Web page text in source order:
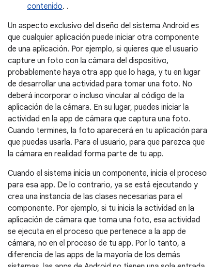
contenido. .
Un aspecto exclusivo del diseño del sistema Android es
que cualquier aplicación puede iniciar otra componente
de una aplicación. Por ejemplo, si quieres que el usuario
capture un foto con la cámara del dispositivo,
probablemente haya otra app que lo haga, y tu en lugar
de desarrollar una actividad para tomar una foto. No
deberá incorporar o incluso vincular al código de la
aplicación de la cámara. En su lugar, puedes iniciar la
actividad en la app de cámara que captura una foto.
Cuando termines, la foto aparecerá en tu aplicación para
que puedas usarla. Para el usuario, para que parezca que
la cámara en realidad forma parte de tu app.
Cuando el sistema inicia un componente, inicia el proceso
para esa app. De lo contrario, ya se está ejecutando y
crea una instancia de las clases necesarias para el
componente. Por ejemplo, si tu inicia la actividad en la
aplicación de cámara que toma una foto, esa actividad
se ejecuta en el proceso que pertenece a la app de
cámara, no en el proceso de tu app. Por lo tanto, a
diferencia de las apps de la mayoría de los demás